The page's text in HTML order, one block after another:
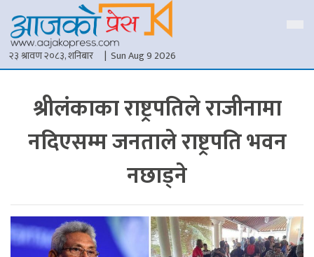
२३ श्रावण २०८३, शनिबार | Sun Aug 9 2026
श्रीलंकाका राष्ट्रपतिले राजीनामा
नदिएसम्म जनताले राष्ट्रपति भवन
नछाड्ने